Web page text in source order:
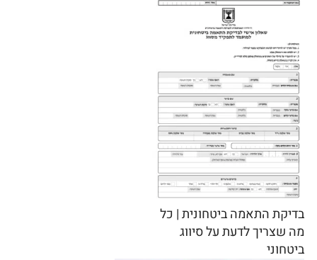
בדיקת התאמה ביטחונית | כל
מה שצריך לדעת על סיווג
ביטחוני